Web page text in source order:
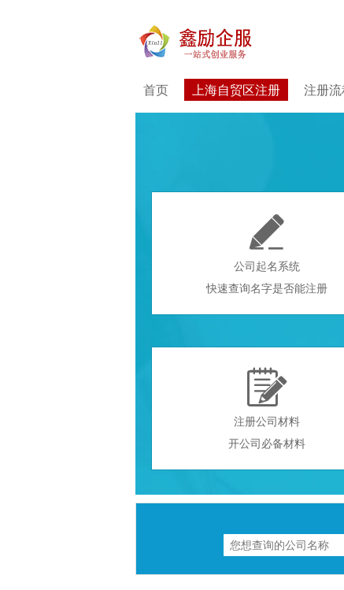
首页 上海自贸区注册 注册

公司起名系统
快速查询名字是否能注册

注册公司材料
开公司必备材料